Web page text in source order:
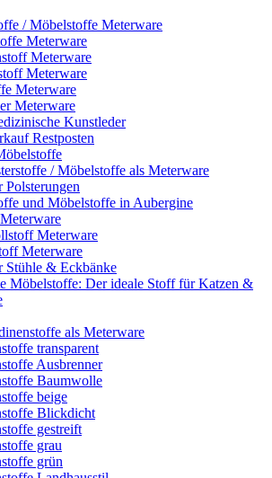
/ Möbelstoffe Meterware
Meterware
Meterware
Meterware
Meterware
Meterware
Kunstleder
Restposten
/ Möbelstoffe als Meterware
Polsterungen
und Möbelstoffe in Aubergine
Meterware
Meterware
Stühle & Eckbänke
Möbelstoffe: Der ideale Stoff für Katzen &
als Meterware
transparent
Ausbrenner
Baumwolle
beige
Blickdicht
gestreift
grau
grün